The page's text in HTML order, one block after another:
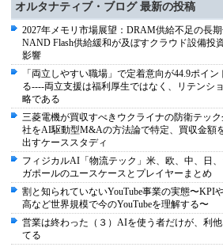
オルタナティブ・ブログ 最新の投稿
2027年メモリ市場展望：DRAM供給不足の長期
NAND Flash供給緩和が及ぼすクラウド設備投
影響
「両立しやすい職場」で定着意向が44.9ポイン
る----両立支援は福利厚生ではなく、リテンシ
略である
三菱電機が買収すべきウクライナの防衛テック
社をAI駆動型M&Aの方法論で特定、買収金額
出すケーススタディ
フィジカルAI「物流テック」米、欧、中、日
ガポールのユースケースとプレイヤーまとめ
割と知られていないYouTube事業の実態〜KPI
高など世界規模で今のYouTubeを理解する〜
営業は終わった（３）AIを使う者だけが、利
てる